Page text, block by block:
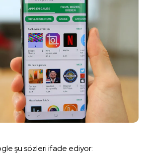
şu sözleri ifade ediyor: